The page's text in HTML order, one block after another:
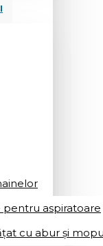
pentru aspiratoare
cu abur și